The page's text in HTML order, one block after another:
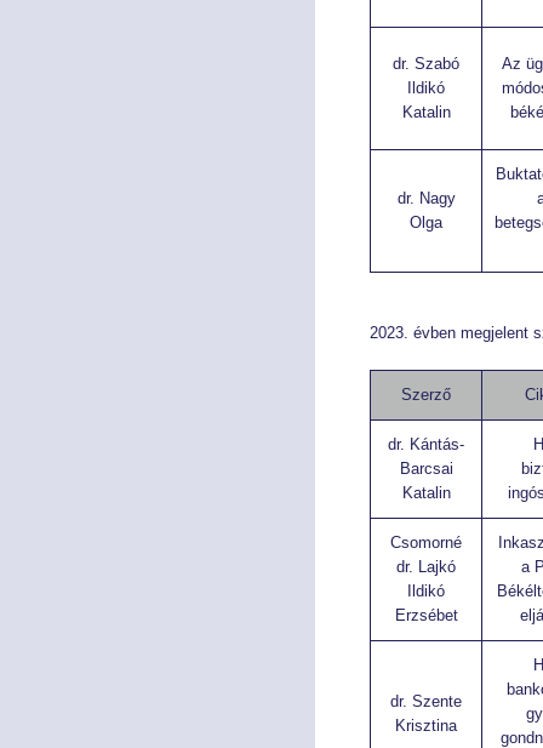
dr. Szabó
Ildikó
Katalin
Az
dr. Nagy
Olga
2023. évben megjelent
Szerző
dr. Kántás-
Barcsai
Katalin
Csomorné
dr. Lajkó
Ildikó
Erzsébet
a
dr. Szente
Krisztina